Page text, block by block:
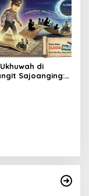
di
Sajoanging: